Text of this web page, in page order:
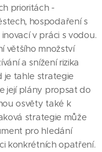
prioritách -
hospodaření s
v práci s vodou.
většího množství
a snížení rizika
je tahle strategie
její plány propsat do
osvěty také k
strategie může
pro hledání
konkrétních opatření.